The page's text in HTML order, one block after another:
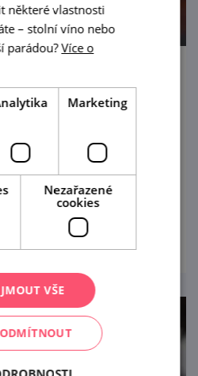
Dyjavan
8. '26
podvečer s vínem
Winebaru Chatka ve
prohlédnout
některé vlastnosti
– stolní víno nebo
parádou?Více o
Marketing
Nezařazené
cookies
VŠE